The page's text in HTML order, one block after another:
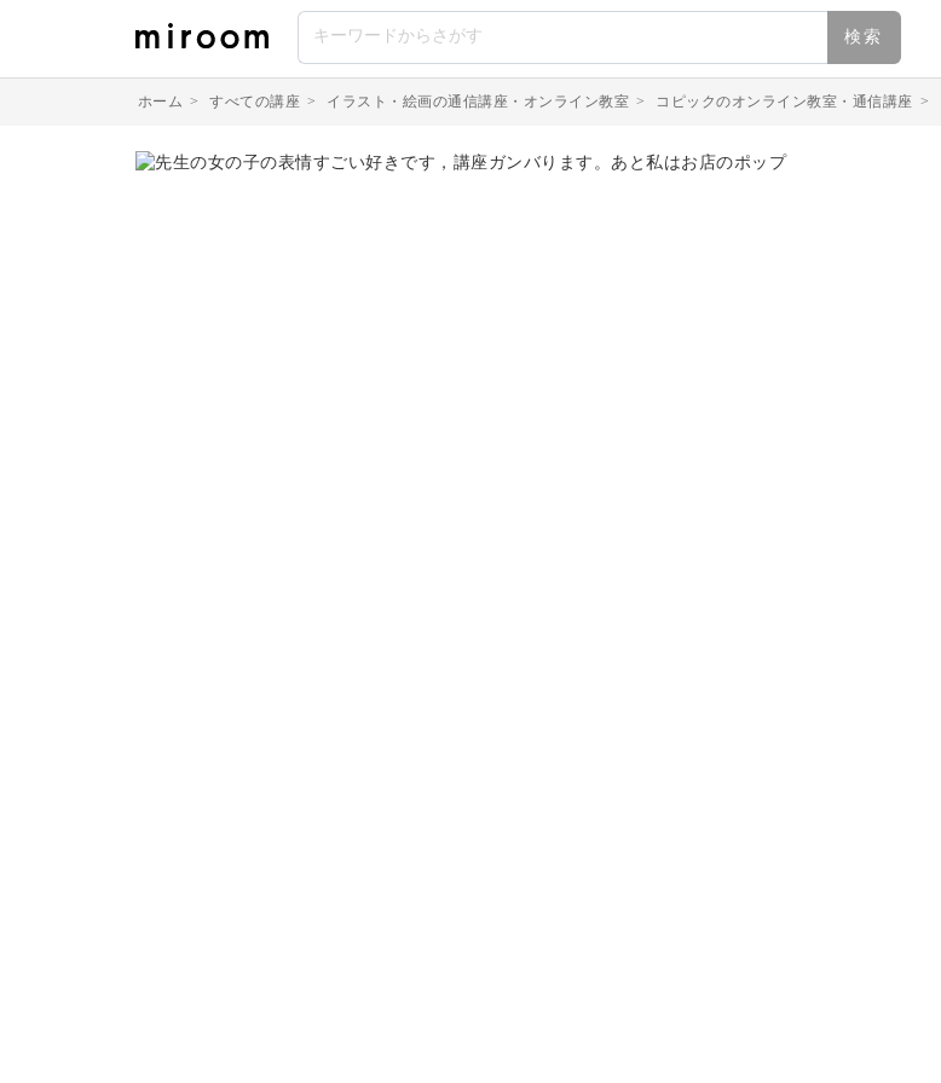
検索
ホーム > すべての講座 > イラスト・絵画の通信講座・オンライン教室 > コピックのオンライン教室・通信講座 >